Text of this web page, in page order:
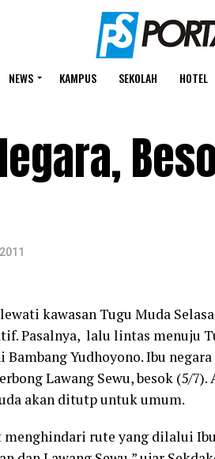
NEWS KAMPUS SEKOLAH HOTEL
kawasan Tugu Muda
Pasalnya, lalu lintas menuju
Bambang Yudhoyono. Ibu
Lawang Sewu, besok (5/
akan ditutp untuk umum.
menghindari rute yang dilalui